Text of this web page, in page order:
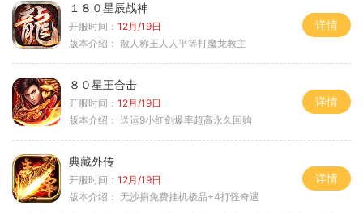
１８０星辰战神
开服时间： 12月/19日
版本介绍： 散人称王人人平等打魔龙教主
详情
８０星王合击
开服时间： 12月/19日
版本介绍： 送运9小红剑爆率超高永久回购
详情
典藏外传
开服时间： 12月/19日
版本介绍： 无沙捐免费挂机极品+4打怪奇遇
详情